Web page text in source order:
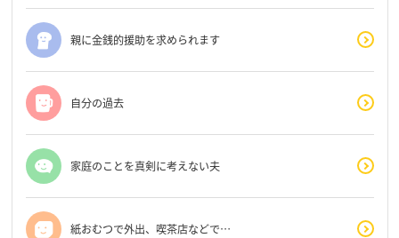
親に金銭的援助を求められます
自分の過去
家庭のことを真剣に考えない夫
紙おむつで外出、喫茶店などで…